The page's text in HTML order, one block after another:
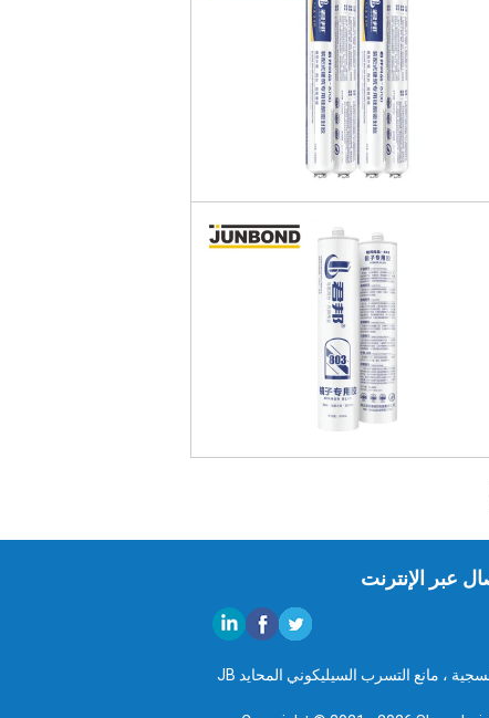
عبر الإنترنت
الصين مانع التسرب السيليكوني المحايد بالأشعة فوق البنفسجية ، مانع التسرب السيليكوني المحايد JB